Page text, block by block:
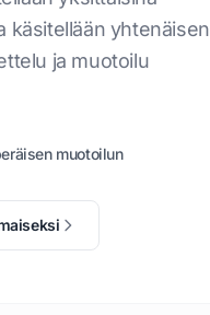
CSV-tiedostoja
sanamäärä
Word Counter
määrä
Vietnam
Ukrainalainen
Latina
Tšekki
käsitellään yhtenäisen
ja muotoilu
muotoilun